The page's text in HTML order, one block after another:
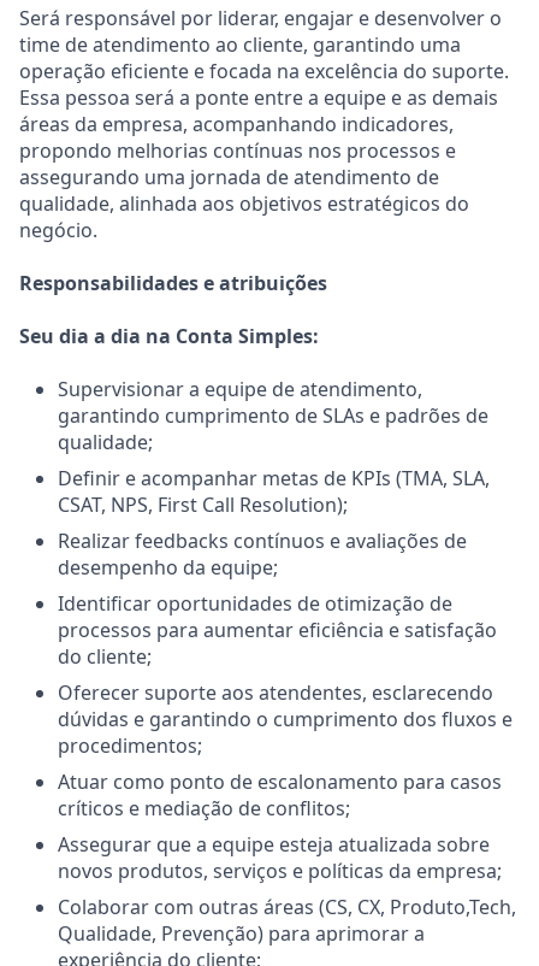
Será responsável por liderar, engajar e desenvolver o
time de atendimento ao cliente, garantindo uma
operação eficiente e focada na excelência do suporte.
Essa pessoa será a ponte entre a equipe e as demais
áreas da empresa, acompanhando indicadores,
propondo melhorias contínuas nos processos e
assegurando uma jornada de atendimento de
qualidade, alinhada aos objetivos estratégicos do
negócio.
Responsabilidades e atribuições
Seu dia a dia na Conta Simples:
Supervisionar a equipe de atendimento,
garantindo cumprimento de SLAs e padrões de
qualidade;
Definir e acompanhar metas de KPIs (TMA, SLA,
CSAT, NPS, First Call Resolution);
Realizar feedbacks contínuos e avaliações de
desempenho da equipe;
Identificar oportunidades de otimização de
processos para aumentar eficiência e satisfação
do cliente;
Oferecer suporte aos atendentes, esclarecendo
dúvidas e garantindo o cumprimento dos fluxos e
procedimentos;
Atuar como ponto de escalonamento para casos
críticos e mediação de conflitos;
Assegurar que a equipe esteja atualizada sobre
novos produtos, serviços e políticas da empresa;
Colaborar com outras áreas (CS, CX, Produto,Tech,
Qualidade, Prevenção) para aprimorar a
experiência do cliente;